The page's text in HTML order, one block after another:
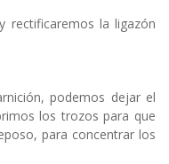
rectificaremos la ligazón
podemos dejar el
los trozos para que
para concentrar los